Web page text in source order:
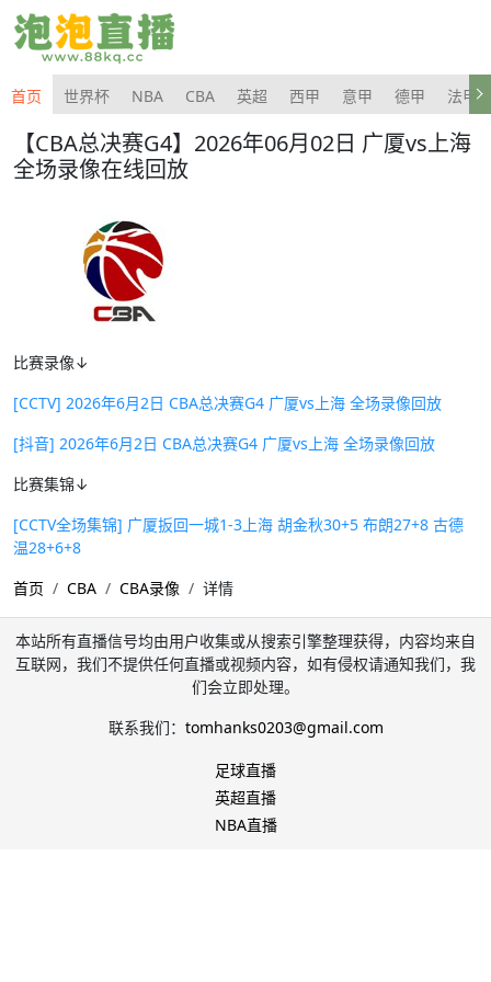
首页 世界杯 NBA CBA 英超 西甲 意甲 德甲 法甲
【CBA总决赛G4】2026年06月02日 广厦vs上海
全场录像在线回放
比赛录像↓
[CCTV] 2026年6月2日 CBA总决赛G4 广厦vs上海 全场录像回放
[抖音] 2026年6月2日 CBA总决赛G4 广厦vs上海 全场录像回放
比赛集锦↓
[CCTV全场集锦] 广厦扳回一城1-3上海 胡金秋30+5 布朗27+8 古德
温28+6+8
首页
CBA CBA录像 详情
本站所有直播信号均由用户收集或从搜索引擎整理获得，内容均来自
互联网，我们不提供任何直播或视频内容，如有侵权请通知我们，我
们会立即处理。
联系我们： tomhanks0203@gmail.com
足球直播
英超直播
NBA直播